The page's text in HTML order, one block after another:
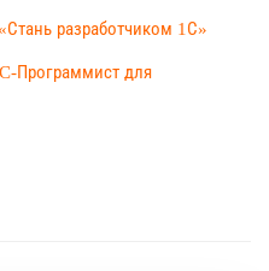
«Стань разработчиком 1С»
Программист для